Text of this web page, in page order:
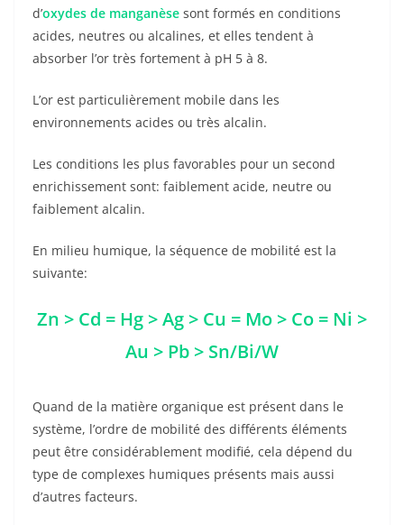
d’oxydes de manganèse sont formés en conditions
acides, neutres ou alcalines, et elles tendent à
absorber l’or très fortement à pH 5 à 8.
L’or est particulièrement mobile dans les
environnements acides ou très alcalin.
Les conditions les plus favorables pour un second
enrichissement sont: faiblement acide, neutre ou
faiblement alcalin.
En milieu humique, la séquence de mobilité est la
suivante:
Zn > Cd = Hg > Ag > Cu = Mo > Co = Ni >
Au > Pb > Sn/Bi/W
Quand de la matière organique est présent dans le
système, l’ordre de mobilité des différents éléments
peut être considérablement modifié, cela dépend du
type de complexes humiques présents mais aussi
d’autres facteurs.